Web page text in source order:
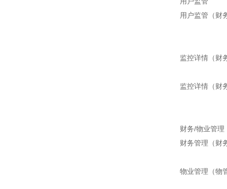
用户监管（财
监控详情（财
监控详情（财
财务/物业管理
财务管理（财
物业管理（物